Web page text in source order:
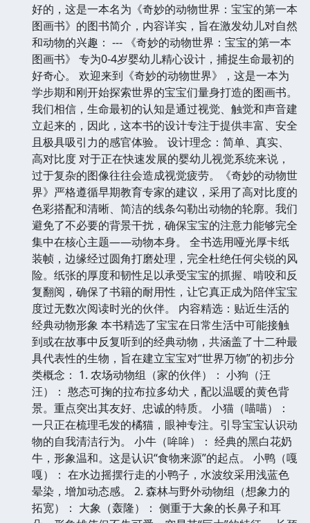
好的，这是一本名为《奇妙的动物世界：宝宝的第一本
图画书》的图书简介，内容详实，旨在激发幼儿对自然
和动物的兴趣： --- 《奇妙的动物世界：宝宝的第一本
图画书》 专为0-4岁婴幼儿精心设计，捕捉生命最初的
好奇心。 欢迎来到《奇妙的动物世界》，这是一本为
学步期和刚开始探索世界的宝宝们量身打造的图画书。
我们相信，生命最初的认知是通过视觉、触觉和声音建
立起来的，因此，这本书的设计专注于提供丰富、安全
且极具吸引力的感官体验。 设计理念：简单、真实、
高对比度 对于正在快速发展的婴幼儿视觉系统来说，
过于复杂的图像往往会造成视觉疲劳。《奇妙的动物世
界》严格遵循早期教育专家的建议，采用了高对比度的
色彩搭配和清晰、简洁的线条勾勒出动物的轮廓。我们
避免了不必要的背景干扰，确保宝宝的注意力能够完全
集中在核心主题——动物本身。 全书选用哑光厚卡纸
装帧，边缘经过圆角打磨处理，完全杜绝任何尖锐的风
险。纸张的厚度和韧性足以承受宝宝的抓握、啃咬和反
复翻阅，确保了书籍的耐用性，让它真正成为陪伴宝宝
度过无数次阅读时光的伙伴。 内容精选：贴近生活的
经典动物形象 本书精选了宝宝在日常生活中可能接触
到或在故事中反复听到的经典动物，共涵盖了十二种最
具代表性的生物，旨在建立宝宝对“世界万物”的初步分
类概念： 1. 农场动物组（家的伙伴）： 小狗（汪
汪）： 憨态可掬的拉布拉多幼犬，配以温暖的黄色背
景。重点突出其友好、忠诚的特质。 小猫（喵喵）：
一只正在梳理毛发的橘猫，眼神专注。引导宝宝认识动
物的自我清洁行为。 小牛（哞哞）： 经典的黑白花奶
牛，形象温和。这是认识“食物来源”的起点。 小鸭（嘎
嘎）： 在水边摇摆行走的小鸭子，水波纹采用浅蓝色
晕染，增加动态感。 2. 森林与野外动物组（想象力的
拓宽）： 大象（轰隆）： 侧重于大象的长鼻子和耳